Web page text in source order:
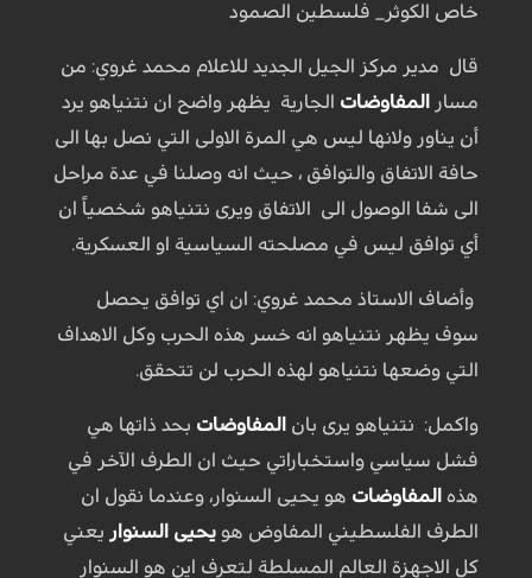
خاص الكوثر_ فلسطين الصمود
قال مدير مركز الجيل الجديد للاعلام محمد غروي: من
مسار
المفاوضات الجارية يظهر واضح ان نتنياهو يرد
أن يناور ولانها ليس هي المرة الاولى التي نصل بها الى
حافة الاتفاق والتوافق ، حيث انه وصلنا في عدة مراحل
الى شفا الوصول الى الاتفاق ويرى نتنياهو شخصياً ان
أي توافق ليس في مصلحته السياسية او العسكرية.
وأضاف الاستاذ محمد غروي: ان اي توافق يحصل
سوف يظهر نتنياهو انه خسر هذه الحرب وكل الاهداف
التي وضعها نتنياهو لهذه الحرب لن تتحقق.
واكمل: نتنياهو يرى بان المفاوضات بحد ذاتها هي
فشل سياسي واستخباراتي حيث ان الطرف الآخر في
هذه المفاوضات هو يحيى السنوار، وعندما نقول ان
الطرف الفلسطيني المفاوض هو يحيى السنوار يعني
كل الاجهزة العالم المسلطة لتعرف اين هو السنوار